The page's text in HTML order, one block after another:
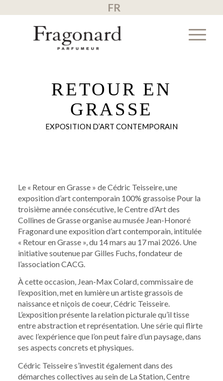
FR
RETOUR EN
GRASSE
EXPOSITION D’ART CONTEMPORAIN
Le « Retour en Grasse » de Cédric Teisseire, une
exposition d’art contemporain 100% grassoise Pour la
troisième année consécutive, le Centre d’Art des
Collines de Grasse organise au musée Jean-Honoré
Fragonard une exposition d’art contemporain, intitulée
« Retour en Grasse », du 14 mars au 17 mai 2026. Une
initiative soutenue par Gilles Fuchs, fondateur de
l’association CACG.
À cette occasion, Jean-Max Colard, commissaire de
l’exposition, met en lumière un artiste grassois de
naissance et niçois de coeur, Cédric Teisseire.
L’exposition présente la relation picturale qu’il tisse
entre abstraction et représentation. Une série qui flirte
avec l’expérience que l’on peut faire d’un paysage, dans
ses aspects concrets et physiques.
Cédric Teisseire s’investit également dans des
démarches collectives au sein de La Station, Centre